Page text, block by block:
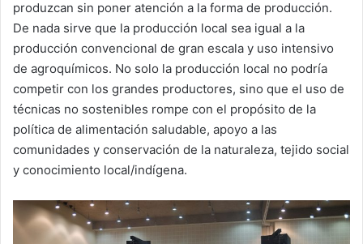
produzcan sin poner atención a la forma de producción.
De nada sirve que la producción local sea igual a la
producción convencional de gran escala y uso intensivo
de agroquímicos. No solo la producción local no podría
competir con los grandes productores, sino que el uso de
técnicas no sostenibles rompe con el propósito de la
política de alimentación saludable, apoyo a las
comunidades y conservación de la naturaleza, tejido social
y conocimiento local/indígena.